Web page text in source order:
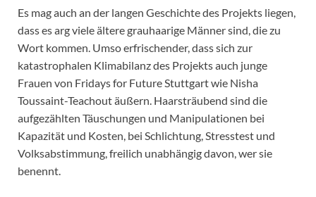
Es mag auch an der langen Geschichte des Projekts liegen,
dass es arg viele ältere grauhaarige Männer sind, die zu
Wort kommen. Umso erfrischender, dass sich zur
katastrophalen Klimabilanz des Projekts auch junge
Frauen von Fridays for Future Stuttgart wie Nisha
Toussaint-Teachout äußern. Haarsträubend sind die
aufgezählten Täuschungen und Manipulationen bei
Kapazität und Kosten, bei Schlichtung, Stresstest und
Volksabstimmung, freilich unabhängig davon, wer sie
benennt.